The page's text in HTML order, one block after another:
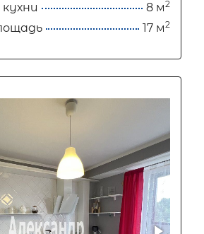
8 м2
17 м2